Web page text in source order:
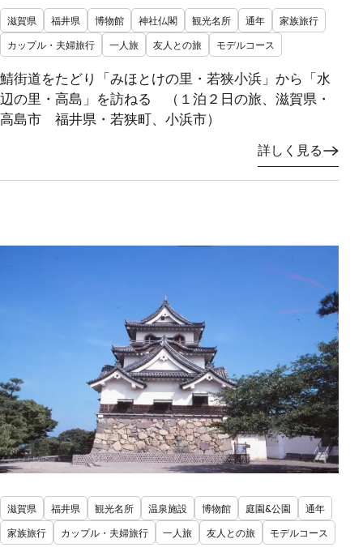
滋賀県 福井県 博物館 神社仏閣 観光名所 通年
家族旅行
カップル・夫婦旅行
一人旅 友人との旅 モデルコース
鯖街道をたどり「みほとけの里・若狭小浜」から「水
辺の里・高島」を訪ねる （１泊２日の旅、滋賀県・
高島市 福井県・若狭町、小浜市）
詳しく見る
滋賀県 福井県 観光名所 温泉施設 博物館 庭園&公園
通年
家族旅行
カップル・夫婦旅行 一人旅 友人との旅 モデルコース